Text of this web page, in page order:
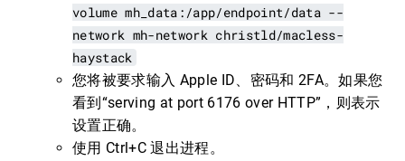
volume mh_data:/app/endpoint/data --
network mh-network christld/macless-
haystack
您将被要求输入 Apple ID、密码和 2FA。如果您
看到“serving at port 6176 over HTTP”，则表示
设置正确。
使用 Ctrl+C 退出进程。